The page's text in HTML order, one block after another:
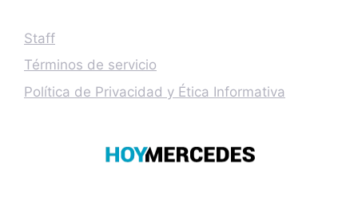
Staff
Términos de servicio
Política de Privacidad y Ética Informativa